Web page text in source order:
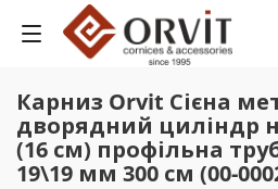
Карниз Orvit Сієна
дворядний циліндр
(16 см) профільна
19\19 мм 300 см (00-